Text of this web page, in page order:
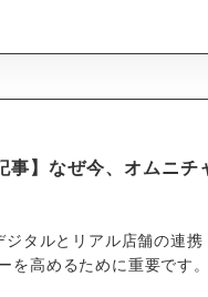
事】なぜ今、オムニチ
タルとリアル店舗の連携
を高めるために重要です